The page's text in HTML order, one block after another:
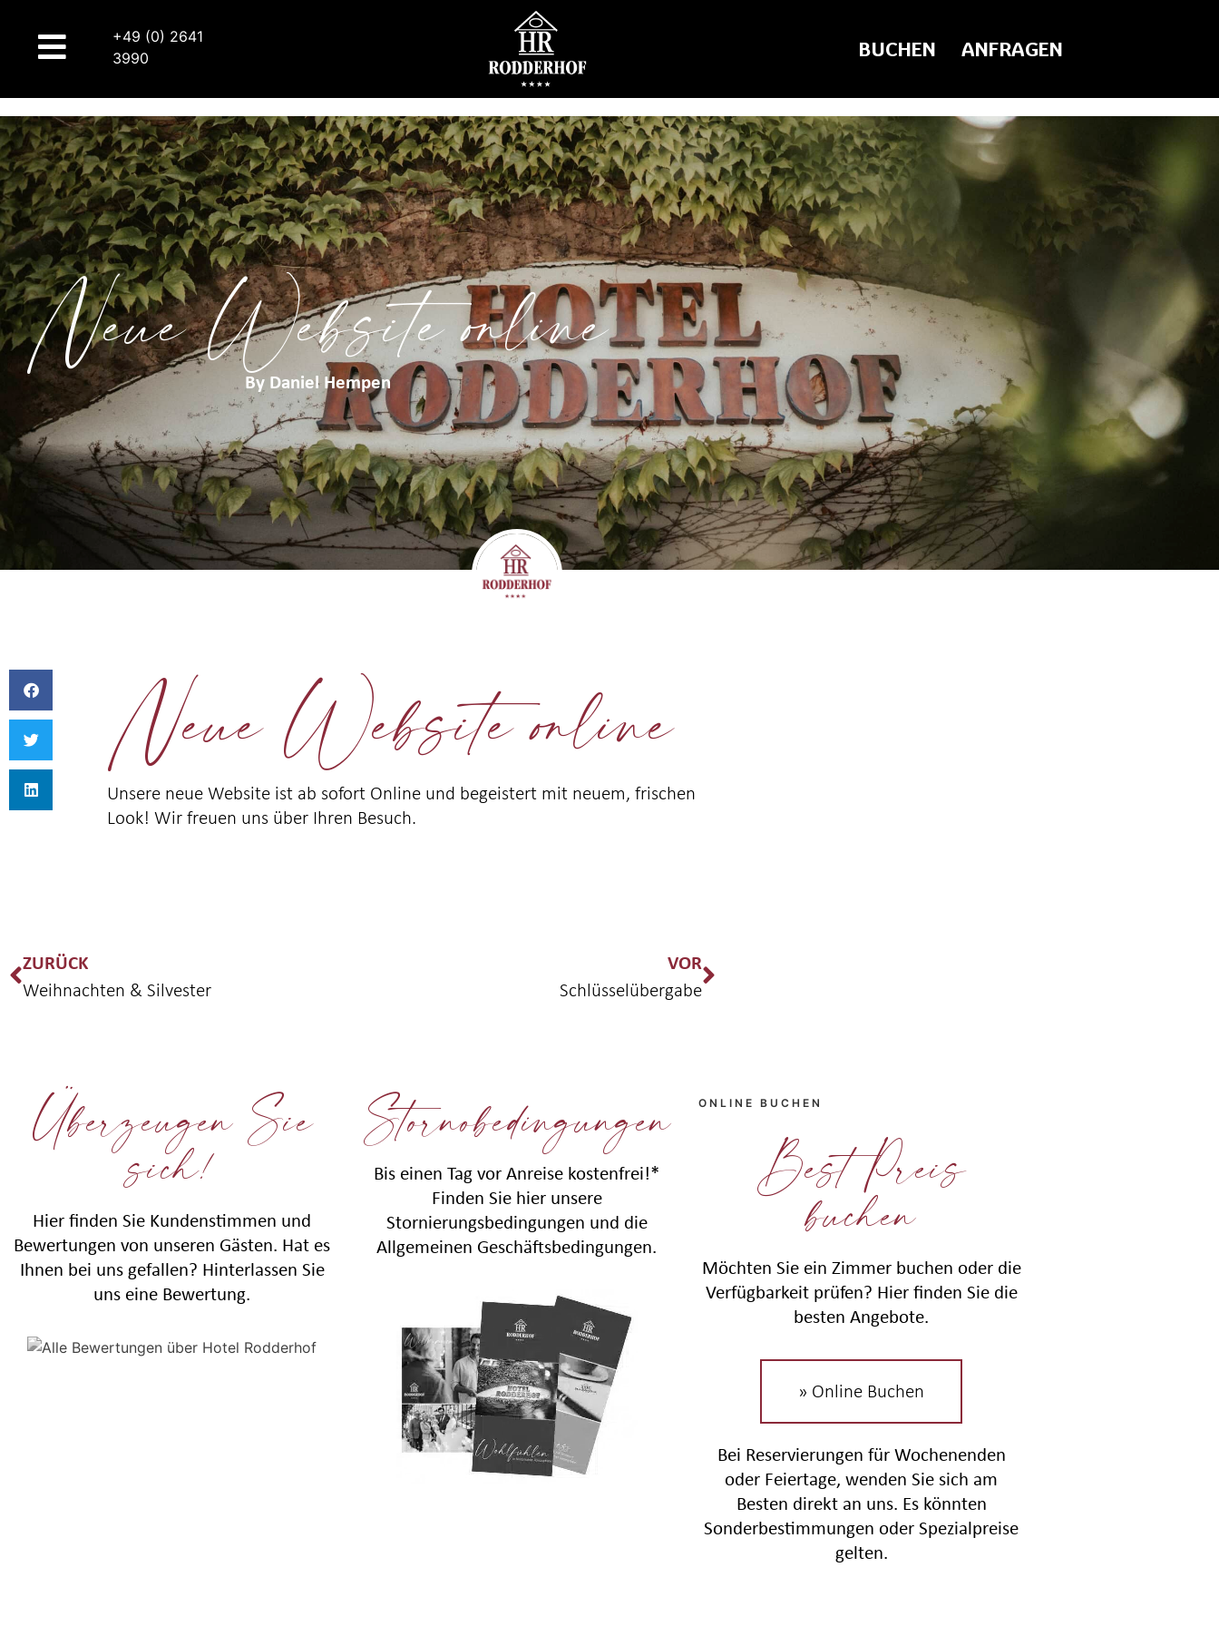
+49 (0) 2641
3990
BUCHEN ANFRAGEN
Neue Website online
ByDaniel Hempen
Neue Website online
Unsere neue Website ist ab sofort Online und begeistert mit neuem, frischen
Look! Wir freuen uns über Ihren Besuch.
ZURÜCK
Weihnachten & Silvester
VOR
Schlüsselübergabe
Überzeugen Sie
sich!
Hier finden Sie Kundenstimmen und
Bewertungen von unseren Gästen. Hat es
Ihnen bei uns gefallen? Hinterlassen Sie
uns eine Bewertung.
Stornobedingungen
Bis einen Tag vor Anreise kostenfrei!*
Finden Sie hier unsere
Stornierungsbedingungen und die
Allgemeinen Geschäftsbedingungen.
ONLINE BUCHEN
Best Preis
buchen
Möchten Sie ein Zimmer buchen oder die
Verfügbarkeit prüfen? Hier finden Sie die
besten Angebote.
» Online Buchen
Bei Reservierungen für Wochenenden
oder Feiertage, wenden Sie sich am
Besten direkt an uns. Es könnten
Sonderbestimmungen oder Spezialpreise
gelten.